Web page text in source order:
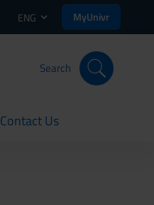
ENG MyUnivr
Search
Contact Us
current